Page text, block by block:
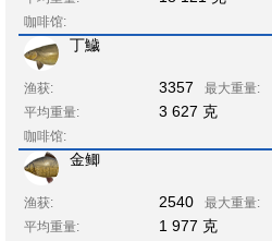
咖啡馆:
丁鱥
渔获: 3357 最大重量:
平均重量: 3 627 克
咖啡馆:
金鲫
渔获: 2540 最大重量:
平均重量: 1 977 克